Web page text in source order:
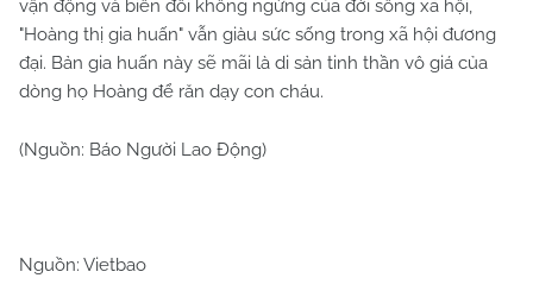
vận động và biến đổi không ngừng của đời sống xã hội,
"Hoàng thị gia huấn" vẫn giàu sức sống trong xã hội đương
đại. Bản gia huấn này sẽ mãi là di sản tinh thần vô giá của
dòng họ Hoàng để răn dạy con cháu.
(Nguồn: Báo Người Lao Động)
Nguồn: Vietbao